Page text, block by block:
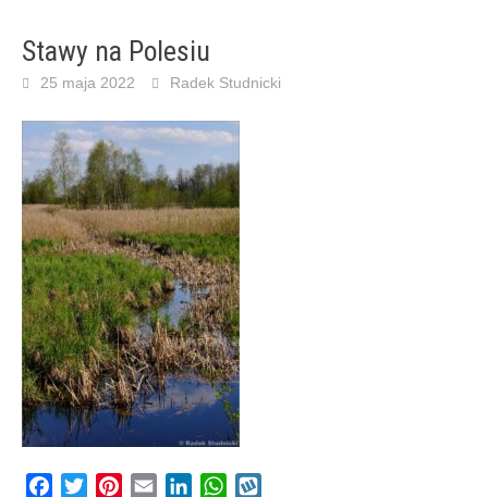
Stawy na Polesiu
25 maja 2022 Radek Studnicki
Facebook
TwitterPinterest
Email LinkedInWhatsApp